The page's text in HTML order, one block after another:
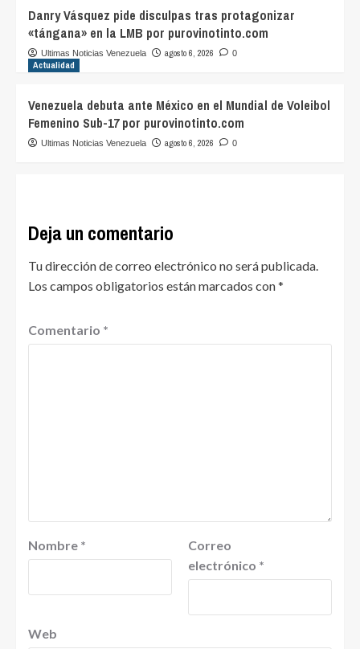
Danry Vásquez pide disculpas tras protagonizar
«tángana» en la LMB por purovinotinto.com
Ultimas Noticias Venezuela agosto 6, 2026 0
Actualidad
Venezuela debuta ante México en el Mundial de Voleibol
Femenino Sub-17 por purovinotinto.com
Ultimas Noticias Venezuela agosto 6, 2026 0
Deja un comentario
Tu dirección de correo electrónico no será publicada.
Los campos obligatorios están marcados con*
Comentario *
Nombre *
Correo
electrónico *
Web